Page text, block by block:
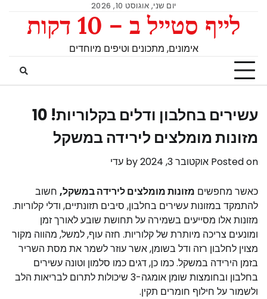
יום שני, אוגוסט 10, 2026
לייף סטייל ב – 10 דקות
אימונים, מתכונים וטיפים מיוחדים
עשירים בחלבון ודלים בקלוריות! 10
מזונות מומלצים לירידה במשקל
Posted on אוקטובר 3, 2024 עדי
כאשר מחפשים מזונות מומלצים לירידה במשקל, חשוב
להתמקד במזונות עשירים בחלבון, סיבים תזונתיים, ודלי קלוריות.
מזונות אלו מסייעים בשמירה על תחושת שובע לאורך זמן
ומונעים צריכה מיותרת של קלוריות. חזה עוף, למשל, מהווה מקור
מצוין לחלבון רזה ודל בשומן, אשר עוזר לשמר את מסת השריר
בזמן הירידה במשקל. כמו כן, דגים כמו סלמון וטונה עשירים
בחלבון ובחומצות שומן אומגה-3 שיכולות לתרום לבריאות הלב
ולשמור על חילוף חומרים תקין.